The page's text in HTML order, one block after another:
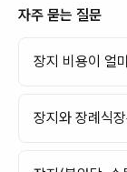
자주 묻는 질문
장지 비용이 얼
장지와 장례식